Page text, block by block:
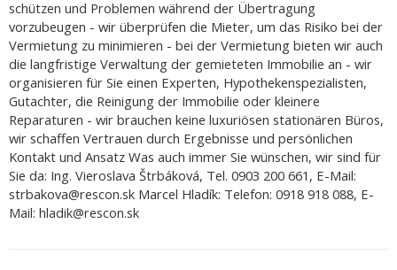
schützen und Problemen während der Übertragung
vorzubeugen - wir überprüfen die Mieter, um das Risiko bei der
Vermietung zu minimieren - bei der Vermietung bieten wir auch
die langfristige Verwaltung der gemieteten Immobilie an - wir
organisieren für Sie einen Experten, Hypothekenspezialisten,
Gutachter, die Reinigung der Immobilie oder kleinere
Reparaturen - wir brauchen keine luxuriösen stationären Büros,
wir schaffen Vertrauen durch Ergebnisse und persönlichen
Kontakt und Ansatz Was auch immer Sie wünschen, wir sind für
Sie da: Ing. Vieroslava Štrbáková, Tel. 0903 200 661, E-Mail:
strbakova@rescon.sk Marcel Hladík: Telefon: 0918 918 088, E-
Mail: hladik@rescon.sk